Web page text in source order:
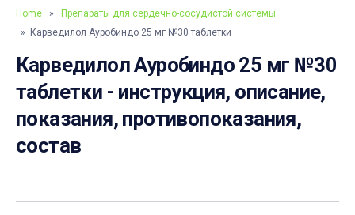
Home »
Препараты для сердечно-сосудистой системы
» Карведилол Ауробиндо 25 мг №30 таблетки
Карведилол Ауробиндо 25 мг №30
таблетки - инструкция, описание,
показания, противопоказания,
состав